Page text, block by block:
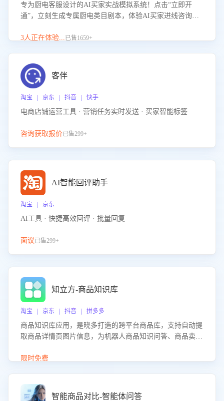
专为厨电客服设计的AI买家实战模拟系统！点击“立即开
通”，立刻生成专属厨电类目剧本，体验AI买家进线咨询真
实场景应对技巧！
3人正在体验...已售1659+
客伴
淘宝 | 京东 | 抖音 | 快手
电商店铺运营工具 · 营销任务实时发送 · 买家智能标签
咨询获取报价已售299+
AI智能回评助手
淘宝 | 京东
AI工具 · 快捷高效回评 · 批量回复
面议已售299+
知立方-商品知识库
淘宝 | 京东 | 抖音 | 拼多多
商品知识库应用，是晓多打造的跨平台商品库，支持自动提
取商品详情页图片信息，为机器人商品知识问答、商品卖点
限时免费
智能商品对比-智能体问答